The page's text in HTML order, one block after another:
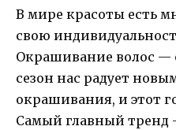
В мире красоты есть
свою
Окрашивание волос
сезон нас радует
окрашивания, и этот
Самый главный тренд